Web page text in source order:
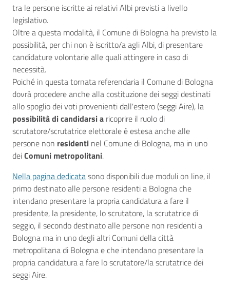
tra le persone iscritte ai relativi Albi previsti a livello
legislativo.
Oltre a questa modalità, il Comune di Bologna ha previsto la
possibilità, per chi non è iscritto/a agli Albi, di presentare
candidature volontarie alle quali attingere in caso di
necessità.
Poiché in questa tornata referendaria il Comune di Bologna
dovrà procedere anche alla costituzione dei seggi destinati
allo spoglio dei voti provenienti dall'estero (seggi Aire), la
possibilità di candidarsi a ricoprire il ruolo di
scrutatore/scrutatrice elettorale è estesa anche alle
persone non residenti nel Comune di Bologna, ma in uno
deiComuni metropolitani.
Nella pagina dedicatasono disponibili due moduli on line, il
primo destinato alle persone residenti a Bologna che
intendano presentare la propria candidatura a fare il
presidente, la presidente, lo scrutatore, la scrutatrice di
seggio, il secondo destinato alle persone non residenti a
Bologna ma in uno degli altri Comuni della città
metropolitana di Bologna e che intendano presentare la
propria candidatura a fare lo scrutatore/la scrutatrice dei
seggi Aire.